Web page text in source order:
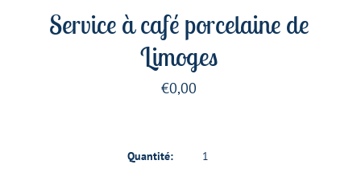
Service à café porcelaine de
Limoges
€0,00
Quantité: